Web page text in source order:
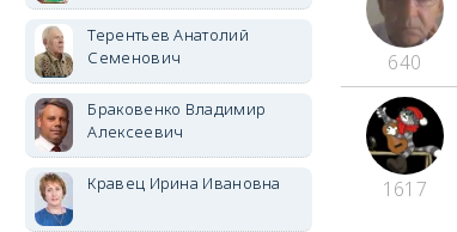
640
1617
Терентьев Анатолий
Семенович
Браковенко Владимир
Алексеевич
Кравец Ирина Ивановна